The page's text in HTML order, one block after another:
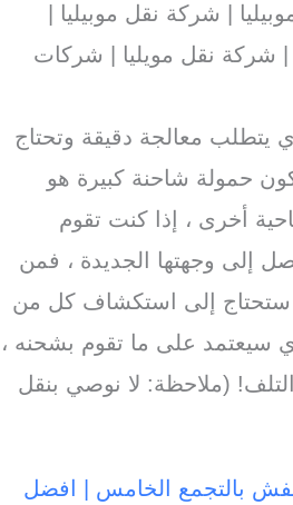
| شركة نقل موبيليا |
| شركة نقل مويليا | شركات
يتطلب معالجة دقيقة وتحتاج
حمولة شاحنة كبيرة هو
أخرى ، إذا كنت تقوم
إلى وجهتها الجديدة ، فمن
ستحتاج إلى استكشاف كل من
سيعتمد على ما تقوم بشحنه ،
(ملاحظة: لا نوصي بنقل
بالتجمع الخامس | افضل